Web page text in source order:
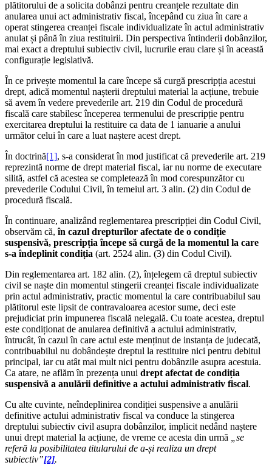
plătitorului de a solicita dobânzi pentru creanțele rezultate din
anularea unui act administrativ fiscal, începând cu ziua în care a
operat stingerea creanței fiscale individualizate în actul administrativ
anulat și până în ziua restituirii. Din perspectiva întinderii dobânzilor,
mai exact a dreptului subiectiv civil, lucrurile erau clare și în această
configurație legislativă.
În ce privește momentul la care începe să curgă prescripția acestui
drept, adică momentul nașterii dreptului material la acțiune, trebuie
să avem în vedere prevederile art. 219 din Codul de procedură
fiscală care stabilesc începerea termenului de prescripție pentru
exercitarea dreptului la restituire ca data de 1 ianuarie a anului
următor celui în care a luat naștere acest drept.
În doctrină[1], s-a considerat în mod justificat că prevederile art. 219
reprezintă norme de drept material fiscal, iar nu norme de executare
silită, astfel că acestea se completează în mod corespunzător cu
prevederile Codului Civil, în temeiul art. 3 alin. (2) din Codul de
procedură fiscală.
În continuare, analizând reglementarea prescripției din Codul Civil,
observăm că,în cazul drepturilor afectate de o condiție
suspensivă, prescripția începe să curgă de la momentul la care
s-a îndeplinit condiția (art. 2524 alin. (3) din Codul Civil).
Din reglementarea art. 182 alin. (2), înțelegem că dreptul subiectiv
civil se naște din momentul stingerii creanței fiscale individualizate
prin actul administrativ, practic momentul la care contribuabilul sau
plătitorul este lipsit de contravaloarea acestor sume, deci este
prejudiciat prin impunerea fiscală nelegală. Cu toate acestea, dreptul
este condiționat de anularea definitivă a actului administrativ,
întrucât, în cazul în care actul este menținut de instanța de judecată,
contribuabilul nu dobândește dreptul la restituire nici pentru debitul
principal, iar cu atât mai mult nici pentru dobânzile asupra acestuia.
Ca atare, ne aflăm în prezența unui drept afectat de condiția
suspensivă a anulării definitive a actului administrativ fiscal.
Cu alte cuvinte, neîndeplinirea condiției suspensive a anulării
definitive actului administrativ fiscal va conduce la stingerea
dreptului subiectiv civil asupra dobânzilor, implicit nedând naștere
unui drept material la acțiune, de vreme ce acesta din urmă
„se
referă la posibilitatea titularului de a-și realiza un drept
subiectiv”[2].